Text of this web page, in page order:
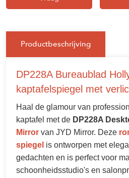
Productbeschrijving
DP228A Bureaublad
kaptafelspiegel met
Haal de glamour van
kaptafel met de DP228A
Mirror van JYD Mirror. Deze
spiegel is ontworpen met
gedachten en is perfect voor
schoonheidsstudio's en